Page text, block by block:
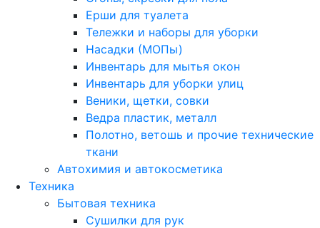
Ерши для туалета
Тележки и наборы для уборки
Насадки (МОПы)
Инвентарь для мытья окон
Инвентарь для уборки улиц
Веники, щетки, совки
Ведра пластик, металл
Полотно, ветошь и прочие технические
ткани
Автохимия и автокосметика
Техника
Бытовая техника
Сушилки для рук